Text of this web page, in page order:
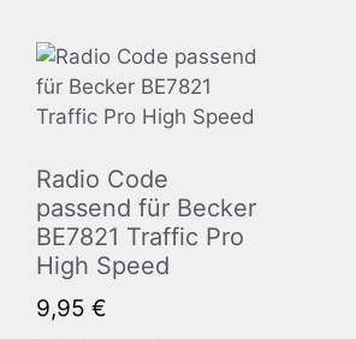
Radio Code
passend für Becker
BE7821 Traffic Pro
High Speed
9,95 €